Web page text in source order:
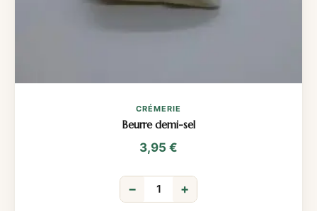
CRÉMERIE
Beurre demi-sel
3,95 €
− +